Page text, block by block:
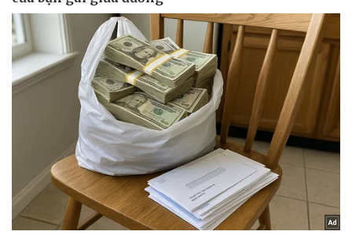
Tin nóng
Tư vấn luật
Quân sự - Quốc phòng
Vũ khí
Việt Nam
Phân tích